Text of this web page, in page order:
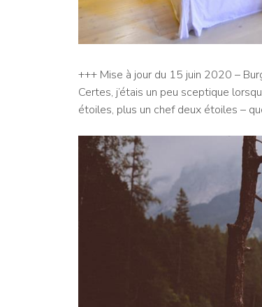
+++ Mise à jour du 15 juin 2020 –
Certes, j’étais un peu sceptique
étoiles, plus un chef deux étoiles –